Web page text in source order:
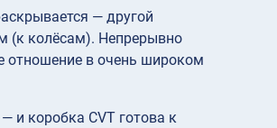
— другой
(к колёсам). Непрерывно
отношение в очень широком
и коробка CVT готова к